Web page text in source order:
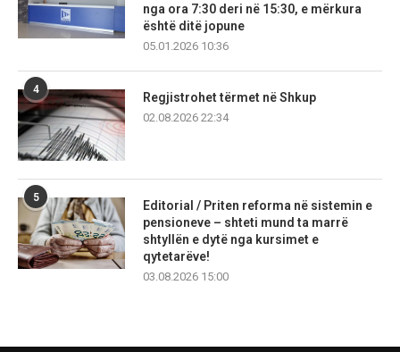
nga ora 7:30 deri në 15:30, e mërkura
është ditë jopune
05.01.2026 10:36
4
Regjistrohet tërmet në Shkup
02.08.2026 22:34
5
Editorial / Priten reforma në sistemin e
pensioneve – shteti mund ta marrë
shtyllën e dytë nga kursimet e
qytetarëve!
03.08.2026 15:00